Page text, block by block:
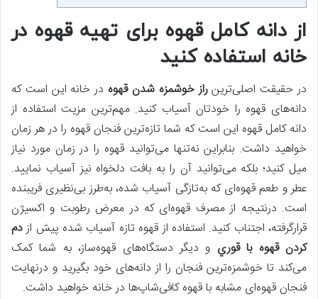
از دانه کامل قهوه برای تهیه قهوه در
خانه استفاده کنید
در حقیقت اصلی‌ترینراز خوشمزه شدن قهوه در خانه این است که
دانه‌های قهوه را خودتان آسیاب کنید. مهم‌ترین مزیت استفاده از
دانه کامل قهوه این است که شما تازه‌ترین فنجان قهوه را در هر زمان
خواهید داشت. بنابراین نه‌تنها می‌توانید قهوه را در زمان مورد نیاز
میل کنید؛ بلکه می‌توانید آن را به بافت دلخواه نیز آسیاب نمایید.
عطر و طعم قهوه‌ای که به‌تازگی آسیاب شده، به‌طرز بی‌نظیری فریبنده
است. درنتیجه از مصرف قهوه‌ای که در معرض رطوبت و اکسیژن
قرارگرفته، اجتناب کنید. استفاده از قهوه تازه آسیاب شده پیش‌ ازدم
كردن قهوه با قوري و دیگر دستگاه‌های قهوه‌ساز، به شما کمک
می‌کند تا خوشمزه‌ترین فنجان را از دانه‌های خود بگیرید و درنهایت
فنجان قهوه‌ای مشابه با قهوه کافی‌شاپ‌ها در خانه خواهید داشت.